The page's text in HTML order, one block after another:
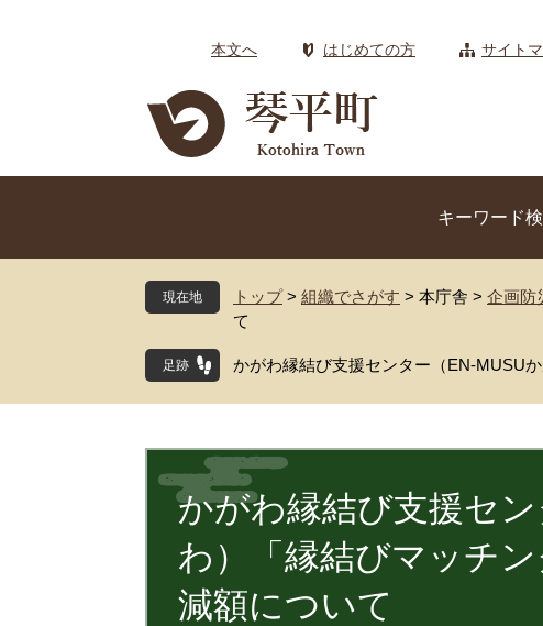
本文へ はじめての方 サイト
キーワード
現在地 トップ > 組織でさがす > 本庁舎 > 企画防
て
かがわ縁結び支援センター（EN-MUSU
文
かがわ縁結び支援セ
わ）「縁結びマッチ
減額について